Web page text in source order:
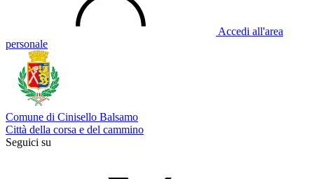
Accedi all'area
personale
Comune di Cinisello Balsamo
Città della corsa e del cammino
Seguici su